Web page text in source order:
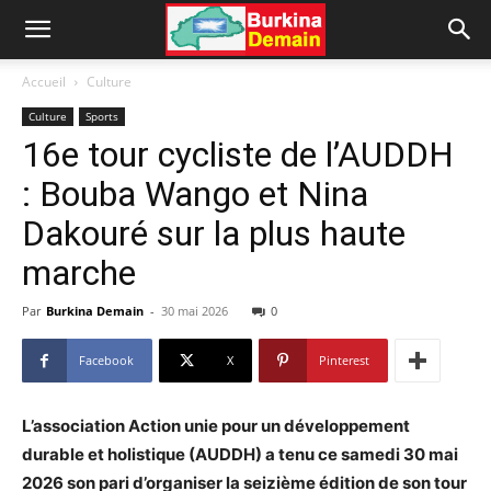
Accueil Culture
Culture Sports
16e tour cycliste de l’AUDDH
: Bouba Wango et Nina
Dakouré sur la plus haute
marche
Par Burkina Demain - 30 mai 2026 0
Facebook X Pinterest
L’association Action unie pour un développement
durable et holistique (AUDDH) a tenu ce samedi 30 mai
2026 son pari d’organiser la seizième édition de son tour